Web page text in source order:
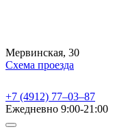
Мервинская, 30
Схема проезда
+7 (4912) 77‒03‒87
Ежедневно 9:00-21:00